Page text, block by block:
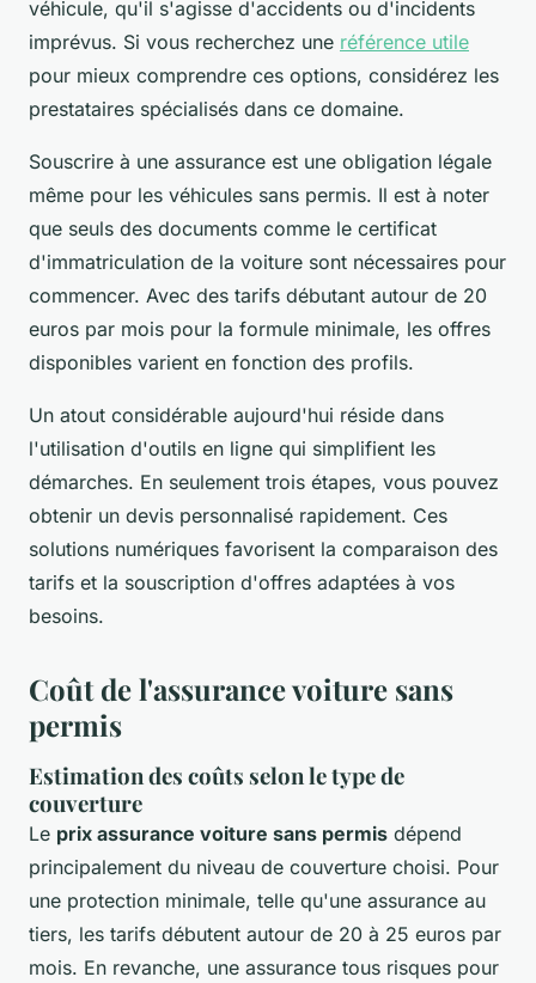
véhicule, qu'il s'agisse d'accidents ou d'incidents
imprévus. Si vous recherchez une référence utile
pour mieux comprendre ces options, considérez les
prestataires spécialisés dans ce domaine.
Souscrire à une assurance est une obligation légale
même pour les véhicules sans permis. Il est à noter
que seuls des documents comme le certificat
d'immatriculation de la voiture sont nécessaires pour
commencer. Avec des tarifs débutant autour de 20
euros par mois pour la formule minimale, les offres
disponibles varient en fonction des profils.
Un atout considérable aujourd'hui réside dans
l'utilisation d'outils en ligne qui simplifient les
démarches. En seulement trois étapes, vous pouvez
obtenir un devis personnalisé rapidement. Ces
solutions numériques favorisent la comparaison des
tarifs et la souscription d'offres adaptées à vos
besoins.
Coût de l'assurance voiture sans
permis
Estimation des coûts selon le type de
couverture
Le prix assurance voiture sans permis dépend
principalement du niveau de couverture choisi. Pour
une protection minimale, telle qu'une assurance au
tiers, les tarifs débutent autour de 20 à 25 euros par
mois. En revanche, une assurance tous risques pour